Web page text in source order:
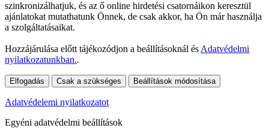
szinkronizálhatjuk, és az ő online hirdetési csatornáikon keresztül
ajánlatokat mutathatunk Önnek, de csak akkor, ha Ön már használja
a szolgáltatásaikat.
Hozzájárulása előtt tájékozódjon a beállításoknál és Adatvédelmi
nyilatkozatunkban..
Elfogadás Csak a szükséges Beállítások módosítása
Adatvédelemi nyilatkozatot
Egyéni adatvédelmi beállítások